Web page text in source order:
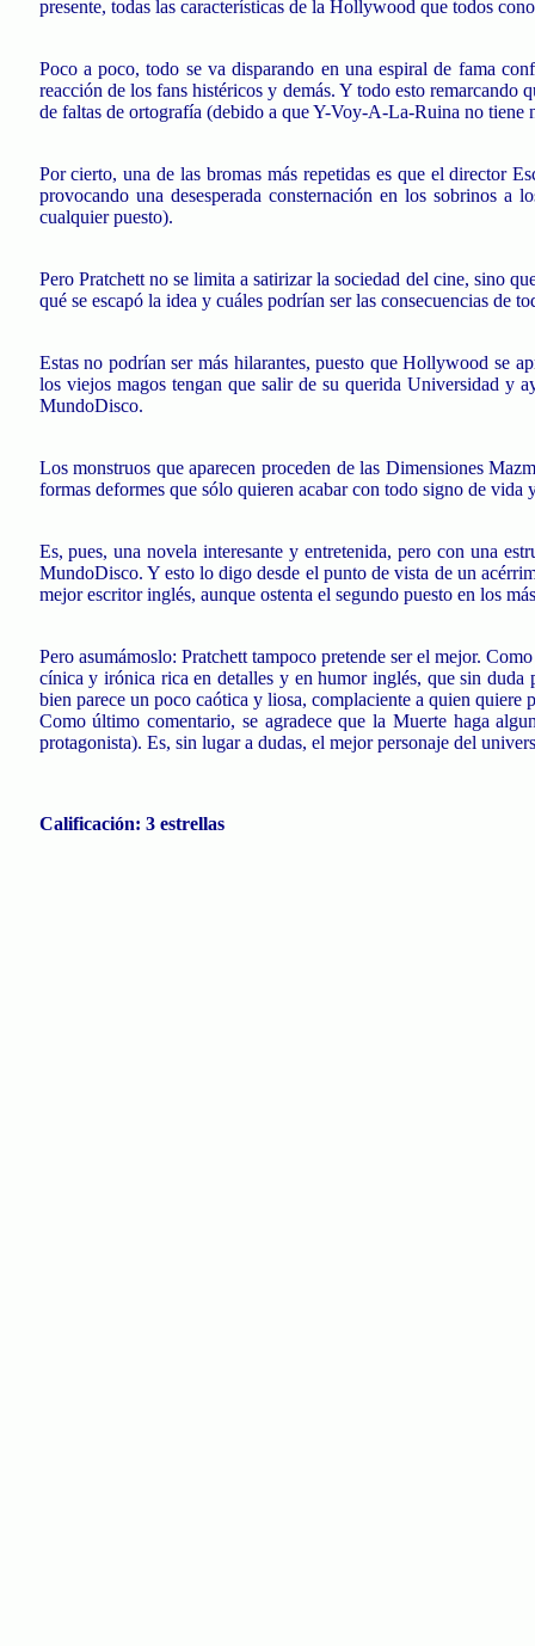
presente, todas las características de la Hollywood que todos
Poco a poco, todo se va disparando en una espiral de fama
reacción de los fans histéricos y demás. Y todo esto
de faltas de ortografía (debido a que Y-Voy-A-La-Ruina no tiene
Por cierto, una de las bromas más repetidas es que el director
provocando una desesperada consternación en los sobrinos a
cualquier puesto).
Pero Pratchett no se limita a satirizar la sociedad del cine, sino
qué se escapó la idea y cuáles podrían ser las consecuencias de
Estas no podrían ser más hilarantes, puesto que Hollywood se
los viejos magos tengan que salir de su querida Universidad y
MundoDisco.
Los monstruos que aparecen proceden de las Dimensiones
formas deformes que sólo quieren acabar con todo signo de vida
Es, pues, una novela interesante y entretenida, pero con una
MundoDisco. Y esto lo digo desde el punto de vista de un
mejor escritor inglés, aunque ostenta el segundo puesto en los
Pero asumámoslo: Pratchett tampoco pretende ser el mejor.
cínicay irónica rica en detalles y en humor inglés, que sin duda
bien parece un poco caótica y liosa, complaciente a quien quiere
Como último comentario, se agradece que la Muerte haga
protagonista). Es, sin lugar a dudas, el mejor personaje del
Calificación: 3 estrellas